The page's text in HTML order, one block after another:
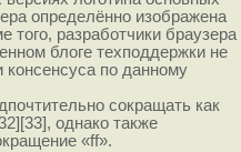
определённо изображена
того, разработчики браузера
блоге техподдержки не
по данному
сокращать как
однако также
«ff».